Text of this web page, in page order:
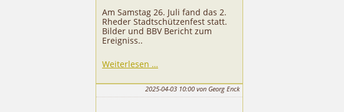
Am Samstag 26. Juli fand das 2.
Rheder Stadtschützenfest statt.
Bilder und BBV Bericht zum
Ereigniss..
Weiterlesen …
2025-04-03 10:00 von Georg Enck